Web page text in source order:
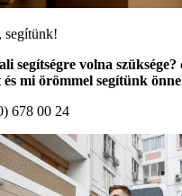
segítségre volna
mi örömmel segítünk
678 00 24